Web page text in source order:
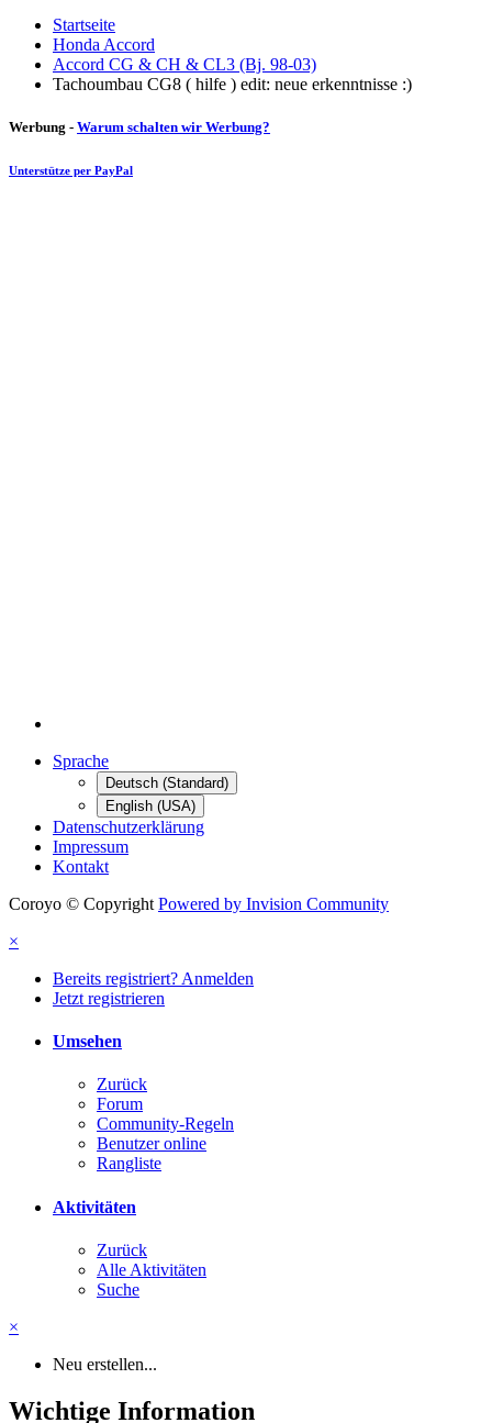
Startseite
Honda Accord
Accord CG & CH & CL3 (Bj. 98-03)
Tachoumbau CG8 ( hilfe ) edit: neue erkenntnisse :)
Werbung - Warum schalten wir Werbung?
Unterstütze per PayPal
Sprache
Deutsch (Standard)
English (USA)
Datenschutzerklärung
Impressum
Kontakt
Coroyo © Copyright Powered by Invision Community
×
Bereits registriert? Anmelden
Jetzt registrieren
Umsehen
Zurück
Forum
Community-Regeln
Benutzer online
Rangliste
Aktivitäten
Zurück
Alle Aktivitäten
Suche
×
Neu erstellen...
Wichtige Information